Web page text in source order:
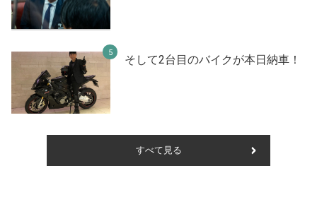
そして2台目のバイクが本日納車！
すべて見る